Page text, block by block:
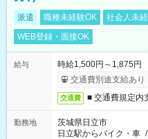
派遣 職種未経験OK 社会人未
WEB登録・面接OK
給与
時給1,500円～1,875円
交通費別途支給あり
交通費 ■ 交通費規定内
勤務地
茨城県日立市
日立駅からバイク・車 /